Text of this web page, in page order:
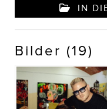
IN
Bilder (19)